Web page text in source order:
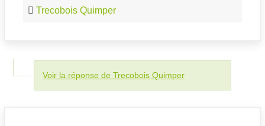
Trecobois Quimper
Voir la réponse de Trecobois Quimper